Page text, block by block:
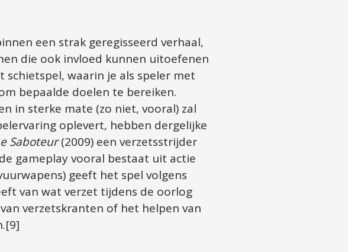
een strak geregisseerd verhaal,
die ook invloed kunnen uitoefenen
waarin je als speler met
bepaalde doelen te bereiken.
in sterke mate (zo niet, vooral) zal
oplevert, hebben dergelijke
Saboteur (2009) een verzetsstrijder
gameplay vooral bestaat uit actie
geeft het spel volgens
van wat verzet tijdens de oorlog
verzetskranten of het helpen van